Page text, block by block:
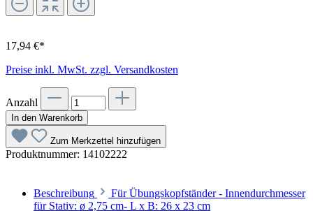
17,94 €*
Preise inkl. MwSt. zzgl. Versandkosten
Anzahl
In den Warenkorb
Zum Merkzettel hinzufügen
Produktnummer: 14102222
Beschreibung
Für Übungskopfständer - Innendurchmesser
für Stativ: ø 2,75 cm- L x B: 26 x 23 cm